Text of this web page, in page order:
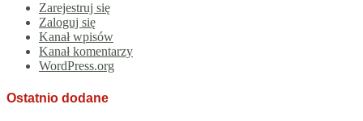
Zarejestruj się
Zaloguj się
Kanał wpisów
Kanał komentarzy
WordPress.org
Ostatnio dodane